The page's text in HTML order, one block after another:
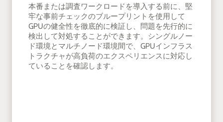
本番または調査ワークロードを導入する前に、堅
牢な事前チェックのブループリントを使用して
GPUの健全性を徹底的に検証し、問題を先行的に
検出して対処することができます。シングルノー
ド環境とマルチノード環境間で、GPUインフラス
トラクチャが高負荷のエクスペリエンスに対応し
ていることを確認します。